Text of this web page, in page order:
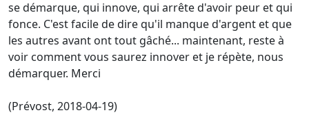
se démarque, qui innove, qui arrête d'avoir peur et qui
fonce. C'est facile de dire qu'il manque d'argent et que
les autres avant ont tout gâché... maintenant, reste à
voir comment vous saurez innover et je répète, nous
démarquer. Merci
(Prévost, 2018-04-19)